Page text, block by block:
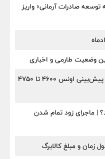
توسعه صادرات آرمانی» واریز
وضعیت طارمی و اخباری
قیمت طلا دوباره منفجر می‌شود؟ | پیش‌بینی اونس ۴۶۰۰ تا ۴۷۵۰
| ماجرای زود تمام شدن